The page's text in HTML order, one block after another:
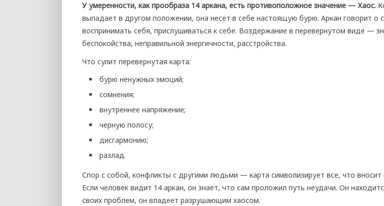
У умеренности, как прообраза 14 аркана, есть противоположное значение — Хаос.
выпадает в другом положении, она несет в себе настоящую бурю. Аркан говорит о
воспринимать себя, прислушиваться к себе. Воздержание в перевернутом виде —
беспокойства, неправильной энергичности, расстройства.
Что сулит перевернутая карта:
бурю ненужных эмоций;
сомнения;
внутреннее напряжение;
черную полосу;
дисгармонию;
разлад.
Спор с собой, конфликты с другими людьми — карта символизирует все, что вносит
Если человек видит 14 аркан, он знает, что сам проложил путь неудачи. Он
своих проблем, он владеет разрушающим хаосом.